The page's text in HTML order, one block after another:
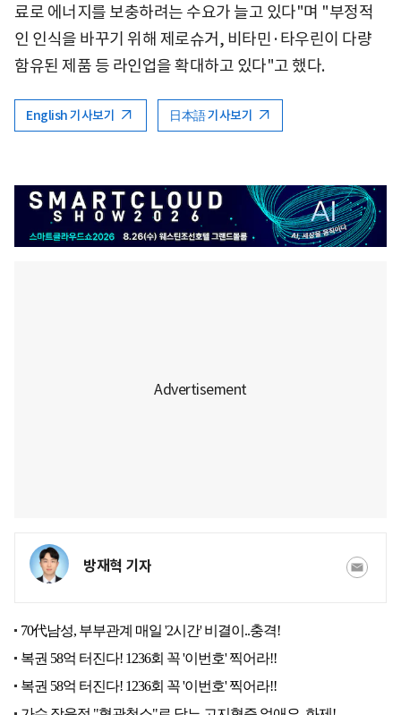
료로 에너지를 보충하려는 수요가 늘고 있다"며 "부정적
인 인식을 바꾸기 위해 제로슈거, 비타민·타우린이 다량
함유된 제품 등 라인업을 확대하고 있다"고 했다.
English 기사보기 日本語 기사보기
방재혁 기자